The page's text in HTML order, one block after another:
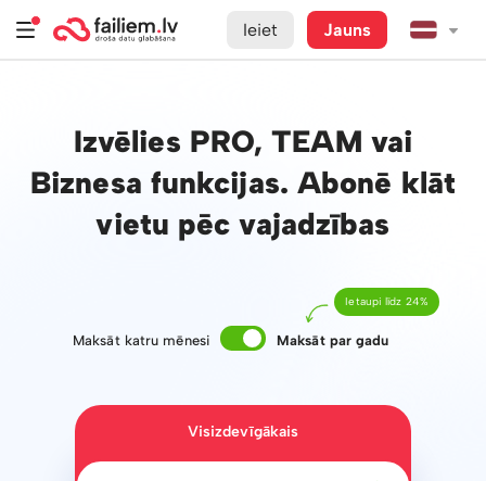
Ieiet Jauns
Izvēlies PRO, TEAM vai
Biznesa funkcijas. Abonē klāt
vietu pēc vajadzības
Ietaupi līdz 24%
Maksāt katru mēnesi Maksāt par gadu
Visizdevīgākais